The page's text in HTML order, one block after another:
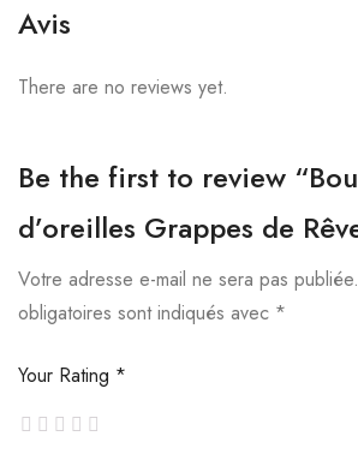
Avis
There are no reviews yet.
Be the first to review
d’oreilles Grappes de
Votre adresse e-mail ne sera pas publiée.
obligatoires sont indiqués avec *
Your Rating *